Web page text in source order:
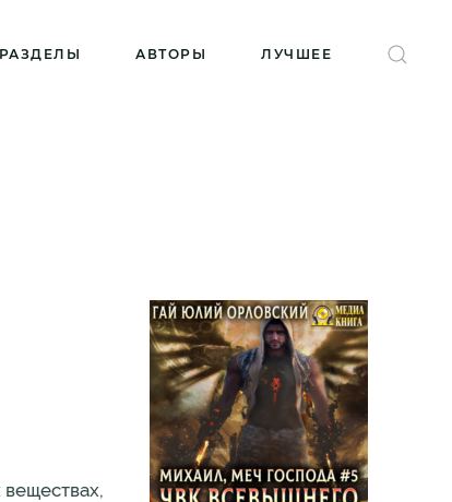
РАЗДЕЛЫ АВТОРЫ ЛУЧШЕЕ